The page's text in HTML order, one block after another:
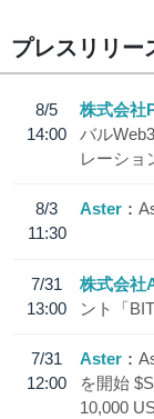
プレスリリー
8/5
14:00
株式会社
バル
レーショ
8/3
11:30
Aster
7/31
13:00
株式会社
ント「
7/31
12:00
Aster
を開始
10,000